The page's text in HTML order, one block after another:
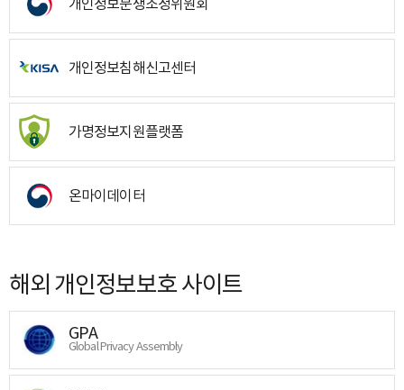
개인정보침해신고센터
가명정보지원플랫폼
온마이데이터
해외 개인정보보호 사이트
GPA
Global Privacy Assembly